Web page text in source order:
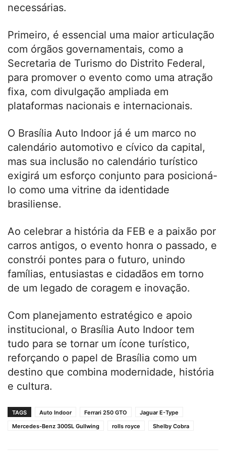
necessárias.
Primeiro, é essencial uma maior articulação
com órgãos governamentais, como a
Secretaria de Turismo do Distrito Federal,
para promover o evento como uma atração
fixa, com divulgação ampliada em
plataformas nacionais e internacionais.
O Brasília Auto Indoor já é um marco no
calendário automotivo e cívico da capital,
mas sua inclusão no calendário turístico
exigirá um esforço conjunto para posicioná-
lo como uma vitrine da identidade
brasiliense.
Ao celebrar a história da FEB e a paixão por
carros antigos, o evento honra o passado, e
constrói pontes para o futuro, unindo
famílias, entusiastas e cidadãos em torno
de um legado de coragem e inovação.
Com planejamento estratégico e apoio
institucional, o Brasília Auto Indoor tem
tudo para se tornar um ícone turístico,
reforçando o papel de Brasília como um
destino que combina modernidade, história
e cultura.
TAGS Auto Indoor Ferrari 250 GTO
Jaguar E-Type
Mercedes-Benz 300SL Gullwing
rolls royce Shelby Cobra